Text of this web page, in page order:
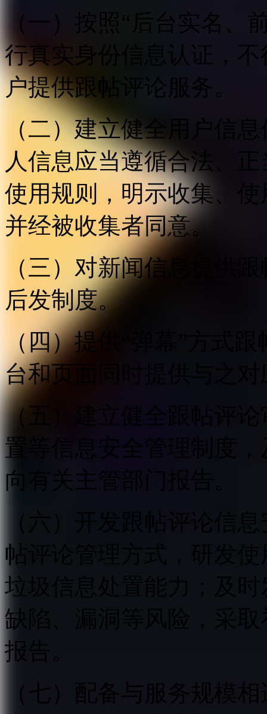
（一）按照“后台实名、
行真实身份信息认证，
户提供跟帖评论服务。
（二）建立健全用户信
人信息应当遵循合法、
使用规则，明示收集、
并经被收集者同意。
（三）对新闻信息提供
后发制度。
（四）提供“弹幕”方式
台和页面同时提供与之
（五）建立健全跟帖评
置等信息安全管理制度
向有关主管部门报告。
帖评论管理方式，研发
垃圾信息处置能力；及
缺陷、漏洞等风险，采
报告。
（七）配备与服务规模